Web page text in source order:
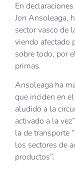
En
Jon Ansoleaga,
sector vasco de
viendo afectado
sobre todo, por
primas.
Ansoleaga ha
que inciden en el
aludido a la
activado a la
la de transporte
los sectores de
productos”.